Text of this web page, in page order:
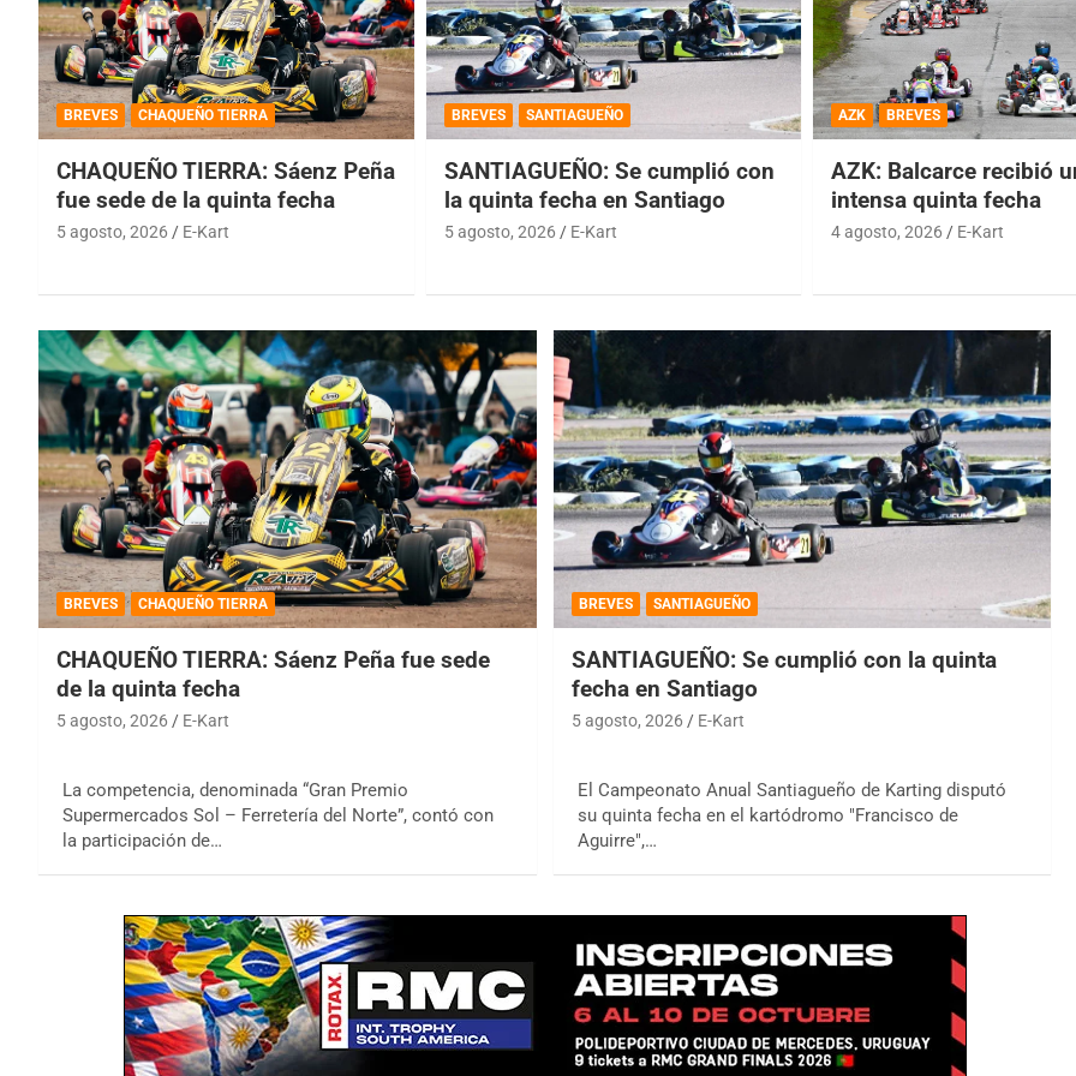
BREVES CHAQUEÑO TIERRA
CHAQUEÑO TIERRA: Sáenz Peña
fue sede de la quinta fecha
5 agosto, 2026 E-Kart
BREVES SANTIAGUEÑO
SANTIAGUEÑO: Se cumplió con
la quinta fecha en Santiago
5 agosto, 2026 E-Kart
AZK BREVES
AZK: Balcarce recibió
intensa quinta fecha
4 agosto, 2026 E-Kart
BREVES CHAQUEÑO TIERRA
CHAQUEÑO TIERRA: Sáenz Peña fue sede
de la quinta fecha
5 agosto, 2026 E-Kart
La competencia, denominada “Gran Premio
Supermercados Sol – Ferretería del Norte”, contó con
la participación de…
BREVES SANTIAGUEÑO
SANTIAGUEÑO: Se cumplió con la quinta
fecha en Santiago
5 agosto, 2026 E-Kart
El Campeonato Anual Santiagueño de Karting disputó
su quinta fecha en el kartódromo "Francisco de
Aguirre",…